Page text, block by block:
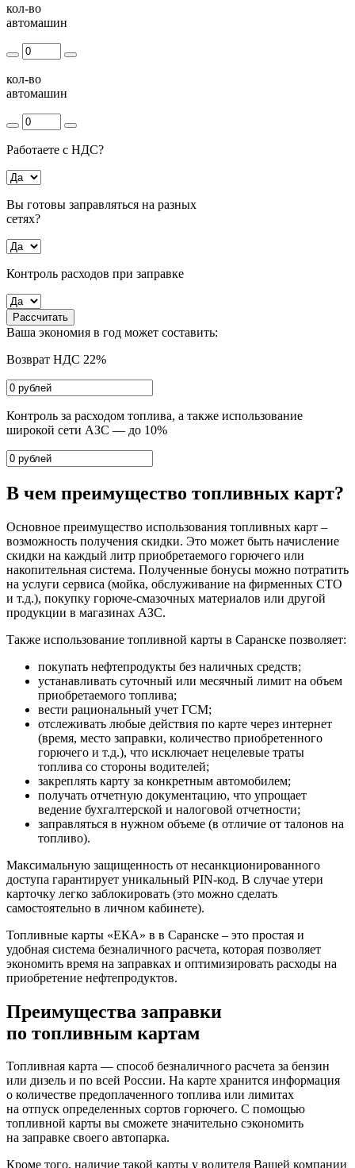
кол-во
автомашин
кол-во
автомашин
Работаете с НДС?
Вы готовы заправляться на разных
сетях?
Контроль расходов при заправке
Рассчитать
Ваша экономия в год может составить:
Возврат НДС 22%
Контроль за расходом топлива, а также использование
широкой сети АЗС — до 10%
В чем преимущество топливных карт?
Основное преимущество использования топливных карт –
возможность получения скидки. Это может быть начисление
скидки на каждый литр приобретаемого горючего или
накопительная система. Полученные бонусы можно потратить
на услуги сервиса (мойка, обслуживание на фирменных СТО
и т.д.), покупку горюче-смазочных материалов или другой
продукции в магазинах АЗС.
Также использование топливной карты в Саранске позволяет:
покупать нефтепродукты без наличных средств;
устанавливать суточный или месячный лимит на объем
приобретаемого топлива;
вести рациональный учет ГСМ;
отслеживать любые действия по карте через интернет
(время, место заправки, количество приобретенного
горючего и т.д.), что исключает нецелевые траты
топлива со стороны водителей;
закреплять карту за конкретным автомобилем;
получать отчетную документацию, что упрощает
ведение бухгалтерской и налоговой отчетности;
заправляться в нужном объеме (в отличие от талонов на
топливо).
Максимальную защищенность от несанкционированного
доступа гарантирует уникальный PIN-код. В случае утери
карточку легко заблокировать (это можно сделать
самостоятельно в личном кабинете).
Топливные карты «ЕКА» в в Саранске – это простая и
удобная система безналичного расчета, которая позволяет
экономить время на заправках и оптимизировать расходы на
приобретение нефтепродуктов.
Преимущества заправки
по топливным картам
Топливная карта — способ безналичного расчета за бензин
или дизель и по всей России. На карте хранится информация
о количестве предоплаченного топлива или лимитах
на отпуск определенных сортов горючего. С помощью
топливной карты вы сможете значительно сэкономить
на заправке своего автопарка.
Кроме того, наличие такой карты у водителя Вашей компании